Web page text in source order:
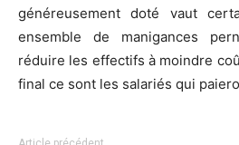
généreusement doté vaut
ensemble de manigances
réduire les effectifs à moindre
final ce sont les salariés qui